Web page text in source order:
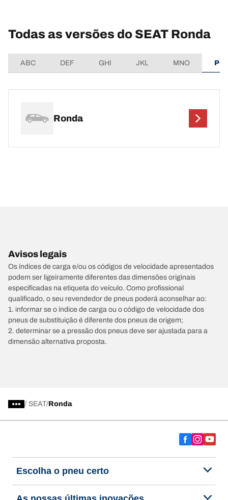
Todas as versões do SEAT Ronda
ABC DEF GHI JKL MNO
Ronda
Avisos legais
Os índices de carga e/ou os códigos de velocidade apresentados
podem ser ligeiramente diferentes das dimensões originais
especificadas na etiqueta do veículo. Como profissional
qualificado, o seu revendedor de pneus poderá aconselhar ao:
1. informar se o índice de carga ou o código de velocidade dos
pneus de substituição é diferente dos pneus de origem;
2. determinar se a pressão dos pneus deve ser ajustada para a
dimensão alternativa proposta.
/ SEAT Ronda
Escolha o pneu certo